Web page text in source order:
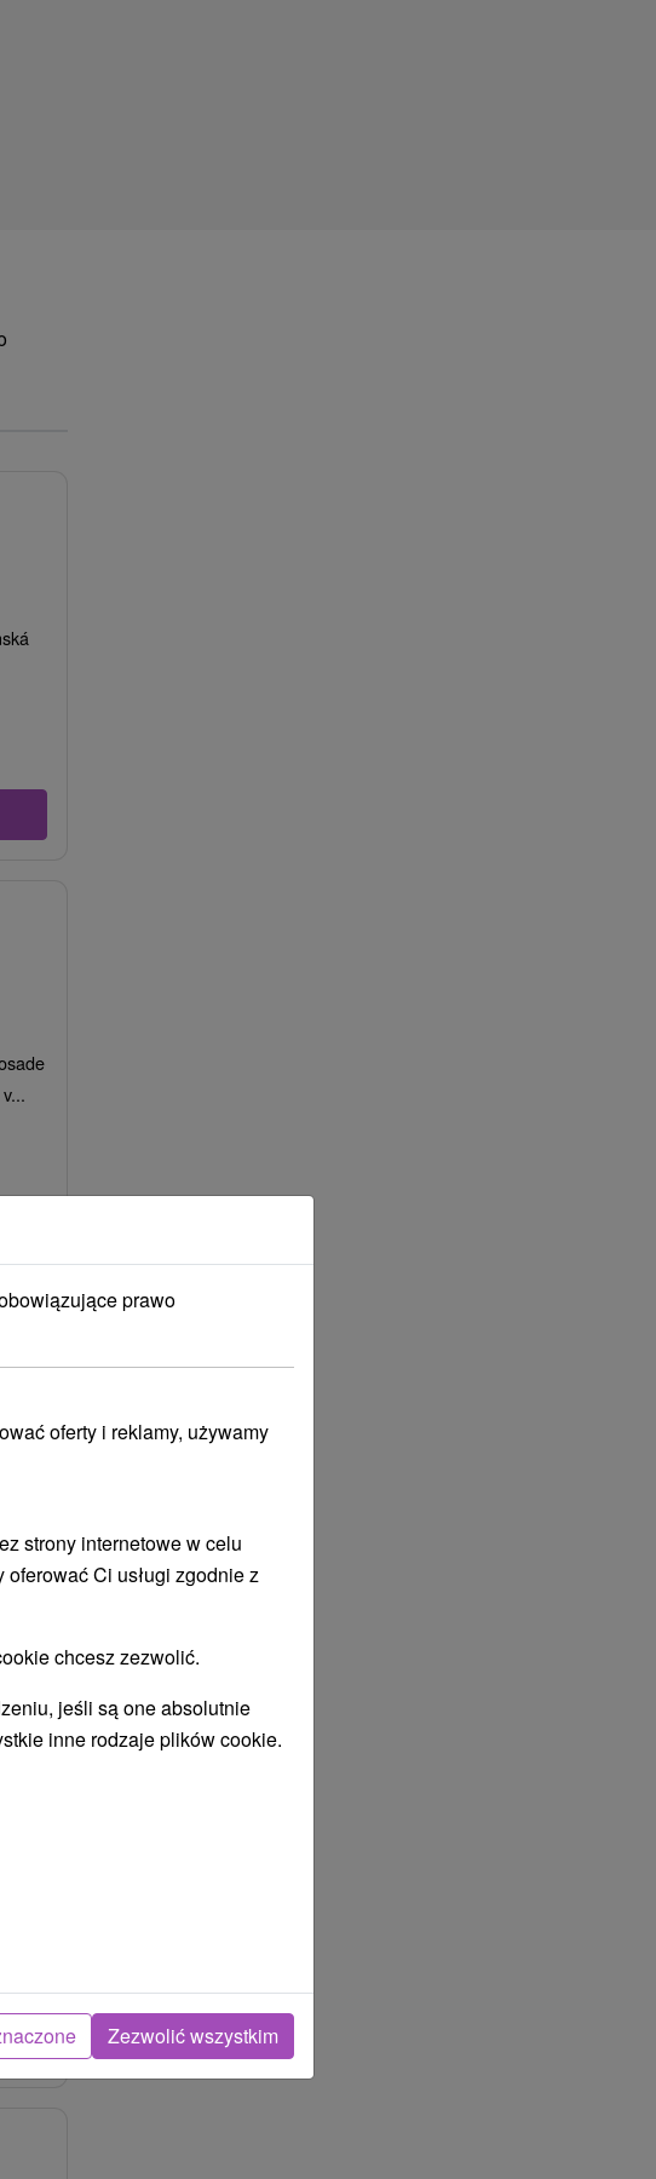
prawo
oferty i reklamy, używamy
strony internetowe w celu
Ci usługi zgodnie z
chcesz zezwolić.
jeśli są one absolutnie
inne rodzaje plików cookie.
Zezwolić wszystkim